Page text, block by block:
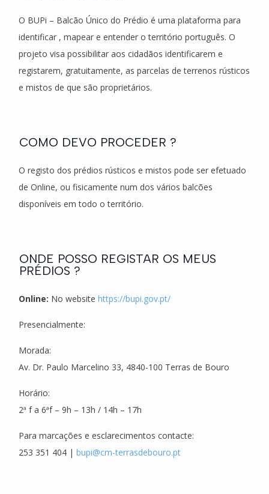
O BUPi – Balcão Único do Prédio é uma plataforma para
identificar , mapear e entender o território português. O
projeto visa possibilitar aos cidadãos identificarem e
registarem, gratuitamente, as parcelas de terrenos rústicos
e mistos de que são proprietários.
COMO DEVO PROCEDER ?
O registo dos prédios rústicos e mistos pode ser efetuado
de Online, ou fisicamente num dos vários balcões
disponíveis em todo o território.
ONDE POSSO REGISTAR OS MEUS
PRÉDIOS ?
Online: No website https://bupi.gov.pt/
Presencialmente:
Morada:
Av. Dr. Paulo Marcelino 33, 4840-100 Terras de Bouro
Horário:
2ª f a 6ªf – 9h – 13h / 14h – 17h
Para marcações e esclarecimentos contacte:
253 351 404 | bupi@cm-terrasdebouro.pt